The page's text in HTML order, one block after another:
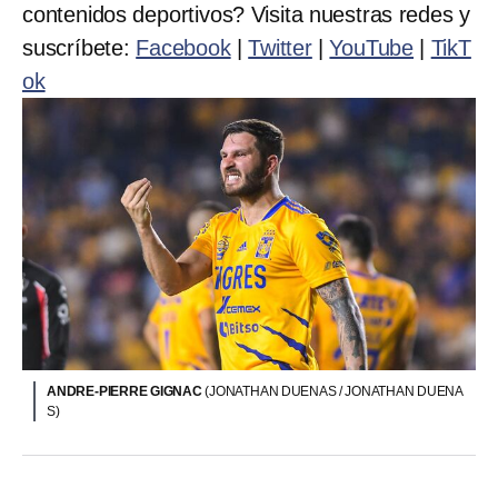
contenidos deportivos? Visita nuestras redes y
suscríbete: Facebook|Twitter|YouTube
TikT
ok
ANDRE-PIERRE GIGNAC(JONATHAN DUENAS / JONATHAN DUENA
S)